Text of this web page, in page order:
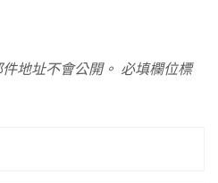
地址不會公開。 必填欄位標